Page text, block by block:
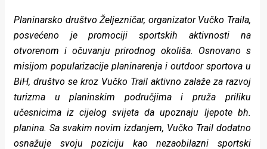
Planinarsko društvo Željezničar, organizator Vučko Traila,
posvećeno je promociji sportskih aktivnosti na
otvorenom i očuvanju prirodnog okoliša. Osnovano s
misijom popularizacije planinarenja i outdoor sportova u
BiH, društvo se kroz Vučko Trail aktivno zalaže za razvoj
turizma u planinskim područjima i pruža priliku
učesnicima iz cijelog svijeta da upoznaju ljepote bh.
planina. Sa svakim novim izdanjem, Vučko Trail dodatno
osnažuje svoju poziciju kao nezaobilazni sportski